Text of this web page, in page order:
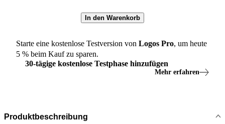
In den Warenkorb
Starte eine kostenlose Testversion von Logos Pro, um heute
5 % beim Kauf zu sparen.
30-tägige kostenlose Testphase hinzufügen
Mehr erfahren
Produktbeschreibung